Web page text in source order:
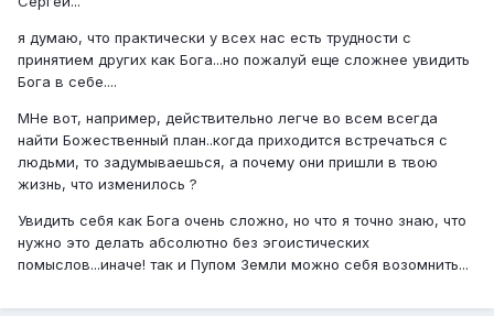
я думаю, что практически у всех нас есть трудности с
принятием других как Бога...но пожалуй еще сложнее увидить
Бога в себе....
МНе вот, например, действительно легче во всем всегда
найти Божественный план..когда приходится встречаться с
людьми, то задумываешься, а почему они пришли в твою
жизнь, что изменилось ?
Увидить себя как Бога очень сложно, но что я точно знаю, что
нужно это делать абсолютно без эгоистических
помыслов...иначе! так и Пупом Земли можно себя возомнить...